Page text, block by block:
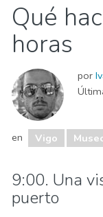
Deporte &
Naturaleza &
Qué
horas
por
en Vigo
9:00. Una
puerto